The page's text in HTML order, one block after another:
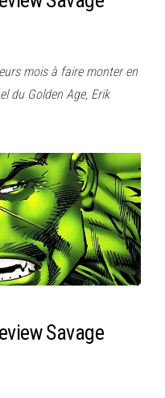
mois à faire monter en
du Golden Age, Erik
Savage